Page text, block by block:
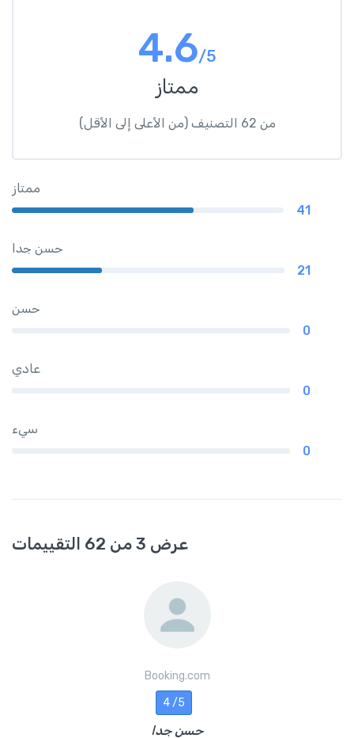
4.6/5
ممتاز
من 62 التصنيف (من الأعلى إلى الأقل)
ممتاز
41
حسن جدا
21
حسن
0
عادي
0
سيء
0
عرض 3 من 62 التقييمات
Booking.com
4 /5
حسن جدا